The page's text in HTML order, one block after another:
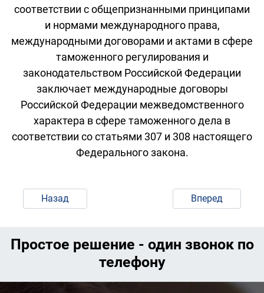
соответствии с общепризнанными принципами
и нормами международного права,
международными договорами и актами в сфере
таможенного регулирования и
законодательством Российской Федерации
заключает международные договоры
Российской Федерации межведомственного
характера в сфере таможенного дела в
соответствии со статьями 307 и 308 настоящего
Федерального закона.
Назад Вперед
Простое решение - один звонок по
телефону